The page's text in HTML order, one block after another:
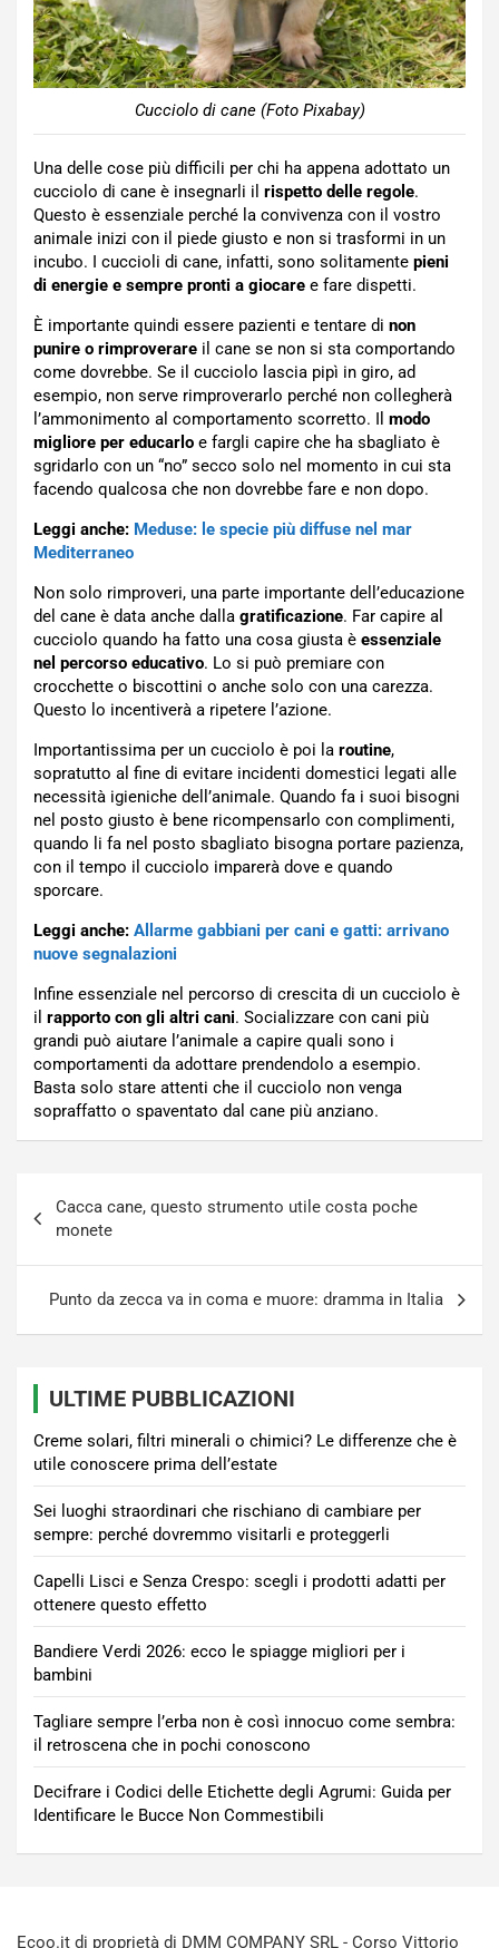
Cucciolo di cane (Foto Pixabay)
Una delle cose più difficili per chi ha appena adottato un
cucciolo di cane è insegnarli il rispetto delle regole.
Questo è essenziale perché la convivenza con il vostro
animale inizi con il piede giusto e non si trasformi in un
incubo. I cuccioli di cane, infatti, sono solitamente pieni
di energie e sempre pronti a giocare e fare dispetti.
È importante quindi essere pazienti e tentare di non
punire o rimproverare il cane se non si sta comportando
come dovrebbe. Se il cucciolo lascia pipì in giro, ad
esempio, non serve rimproverarlo perché non collegherà
l’ammonimento al comportamento scorretto. Il
modo
migliore per educarlo e fargli capire che ha sbagliato è
sgridarlo con un “no” secco solo nel momento in cui sta
facendo qualcosa che non dovrebbe fare e non dopo.
Leggi anche: Meduse: le specie più diffuse nel mar
Mediterraneo
Non solo rimproveri, una parte importante dell’educazione
del cane è data anche dalla gratificazione. Far capire al
cucciolo quando ha fatto una cosa giusta è essenziale
nel percorso educativo. Lo si può premiare con
crocchette o biscottini o anche solo con una carezza.
Questo lo incentiverà a ripetere l’azione.
Importantissima per un cucciolo è poi la routine,
sopratutto al fine di evitare incidenti domestici legati alle
necessità igieniche dell’animale. Quando fa i suoi bisogni
nel posto giusto è bene ricompensarlo con complimenti,
quando li fa nel posto sbagliato bisogna portare pazienza,
con il tempo il cucciolo imparerà dove e quando
sporcare.
Leggi anche: Allarme gabbiani per cani e gatti: arrivano
nuove segnalazioni
Infine essenziale nel percorso di crescita di un cucciolo è
il rapporto con gli altri cani. Socializzare con cani più
grandi può aiutare l’animale a capire quali sono i
comportamenti da adottare prendendolo a esempio.
Basta solo stare attenti che il cucciolo non venga
sopraffatto o spaventato dal cane più anziano.
articoli
Cacca cane, questo strumento utile costa poche
monete
Punto da zecca va in coma e muore: dramma in Italia
ULTIME PUBBLICAZIONI
Creme solari, filtri minerali o chimici? Le differenze che è
utile conoscere prima dell’estate
Sei luoghi straordinari che rischiano di cambiare per
sempre: perché dovremmo visitarli e proteggerli
Capelli Lisci e Senza Crespo: scegli i prodotti adatti per
ottenere questo effetto
Bandiere Verdi 2026: ecco le spiagge migliori per i
bambini
Tagliare sempre l’erba non è così innocuo come sembra:
il retroscena che in pochi conoscono
Decifrare i Codici delle Etichette degli Agrumi: Guida per
Identificare le Bucce Non Commestibili
Ecoo.it di proprietà di DMM COMPANY SRL - Corso Vittorio